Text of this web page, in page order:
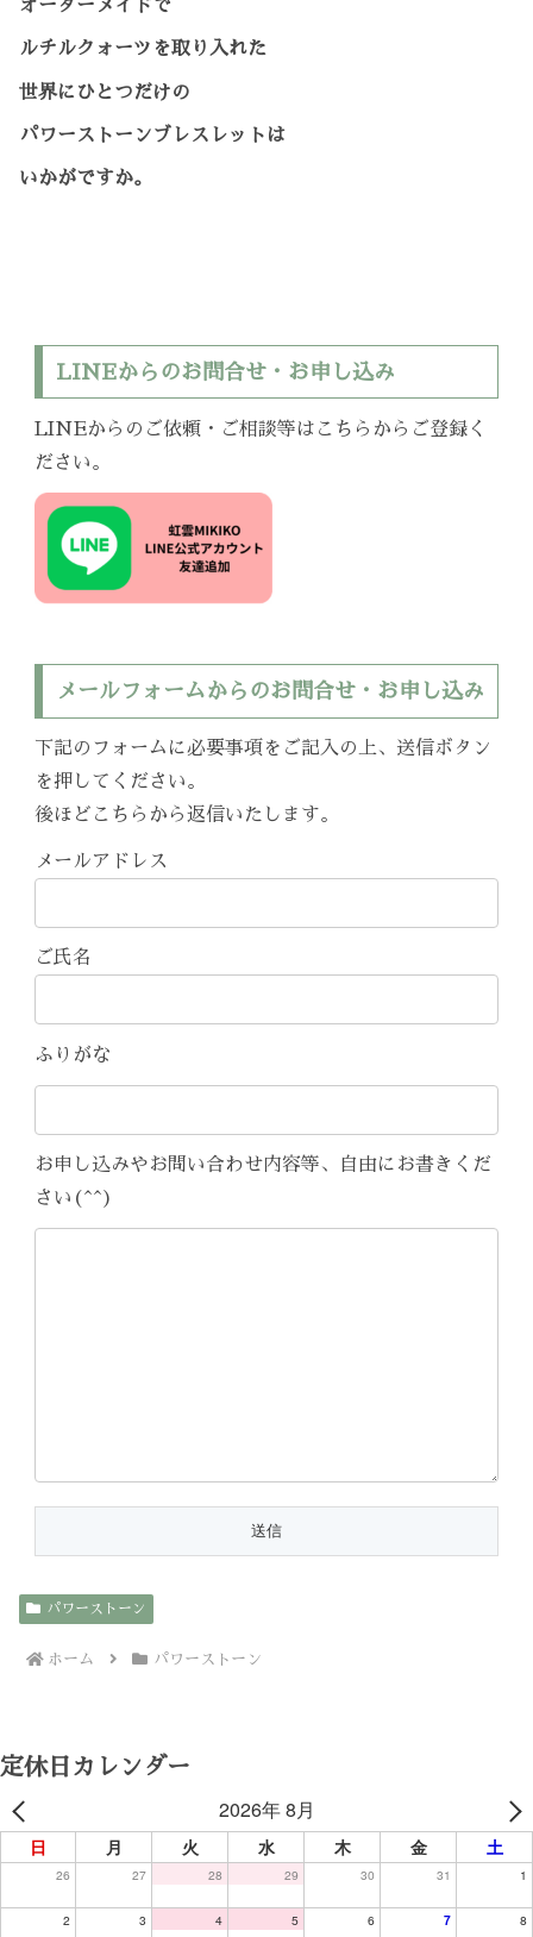
オーダーメイドで
ルチルクォーツを取り入れた
世界にひとつだけの
パワーストーンブレスレットは
いかがですか。
LINEからのお問合せ・お申し込み
LINEからのご依頼・ご相談等はこちらからご登録く
ださい。
メールフォームからのお問合せ・お申し込み
下記のフォームに必要事項をご記入の上、送信ボタン
を押してください。
後ほどこちらから返信いたします。
メールアドレス
ご氏名
ふりがな
お申し込みやお問い合わせ内容等、自由にお書きくだ
さい(^^)
パワーストーン
ホーム パワーストーン
定休日カレンダー
2026年 8月
日 月 火 水 木 金 土
26 27 28 29 30 31 1
2 3 4 5 6 7 8